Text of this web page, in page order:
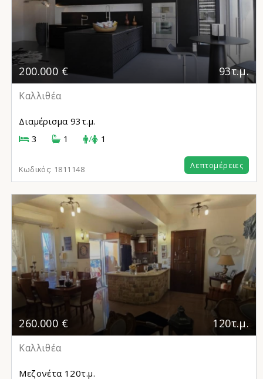
200.000 € 93τ.μ.
Καλλιθέα
Διαμέρισμα 93τ.μ.
3
1 / 1
Κωδικός: 1811148 Λεπτομέρειες
260.000 € 120τ.μ.
Καλλιθέα
Μεζονέτα 120τ.μ.